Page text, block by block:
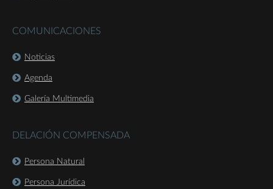
COMUNICACIONES
Noticias
Agenda
Galería Multimedia
DELACIÓN COMPENSADA
Persona Natural
Persona Jurídica